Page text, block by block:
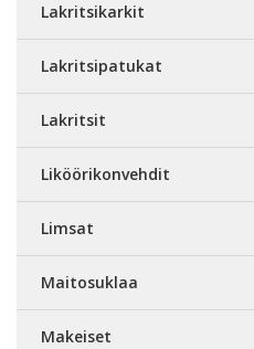
Lakritsikarkit
Lakritsipatukat
Lakritsit
Liköörikonvehdit
Limsat
Maitosuklaa
Makeiset